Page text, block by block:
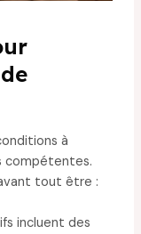
à
compétentes.
tout être :
incluent des